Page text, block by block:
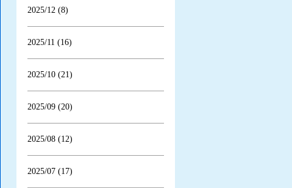
2025/12 (8)
2025/11 (16)
2025/10 (21)
2025/09 (20)
2025/08 (12)
2025/07 (17)